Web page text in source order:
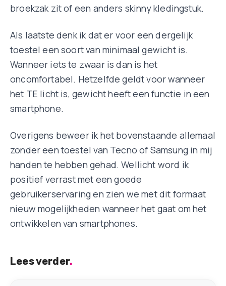
broekzak zit of een anders skinny kledingstuk.
Als laatste denk ik dat er voor een dergelijk
toestel een soort van minimaal gewicht is.
Wanneer iets te zwaar is dan is het
oncomfortabel. Hetzelfde geldt voor wanneer
het TE licht is, gewicht heeft een functie in een
smartphone.
Overigens beweer ik het bovenstaande allemaal
zonder een toestel van Tecno of Samsung in mij
handen te hebben gehad. Wellicht word ik
positief verrast met een goede
gebruikerservaring en zien we met dit formaat
nieuw mogelijkheden wanneer het gaat om het
ontwikkelen van smartphones.
Lees verder.